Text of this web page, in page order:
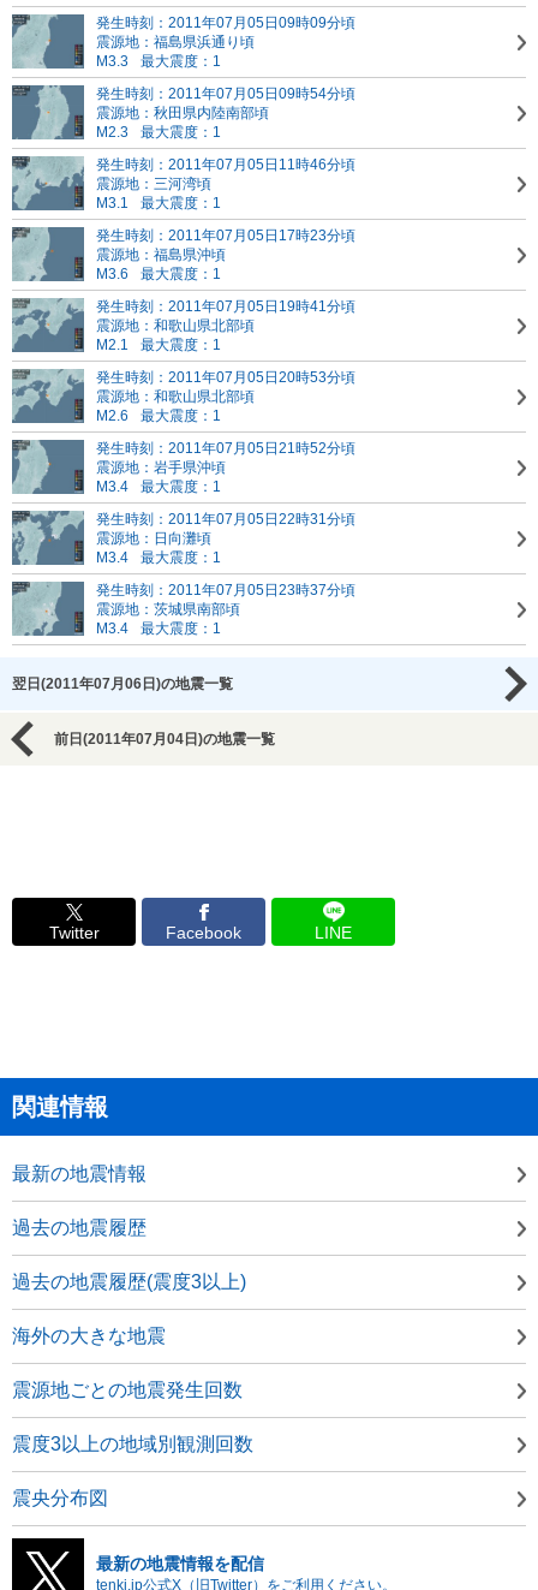
発生時刻：2011年07月05日09時09分頃
震源地：福島県浜通り頃
M3.3
最大震度：1
発生時刻：2011年07月05日09時54分頃
震源地：秋田県内陸南部頃
M2.3
最大震度：1
発生時刻：2011年07月05日11時46分頃
震源地：三河湾頃
M3.1
最大震度：1
発生時刻：2011年07月05日17時23分頃
震源地：福島県沖頃
M3.6
最大震度：1
発生時刻：2011年07月05日19時41分頃
震源地：和歌山県北部頃
M2.1
最大震度：1
発生時刻：2011年07月05日20時53分頃
震源地：和歌山県北部頃
M2.6
最大震度：1
発生時刻：2011年07月05日21時52分頃
震源地：岩手県沖頃
M3.4
最大震度：1
発生時刻：2011年07月05日22時31分頃
震源地：日向灘頃
M3.4
最大震度：1
発生時刻：2011年07月05日23時37分頃
震源地：茨城県南部頃
M3.4
最大震度：1
翌日(2011年07月06日)の地震一覧
前日(2011年07月04日)の地震一覧
Twitter Facebook LINE
関連情報
最新の地震情報
過去の地震履歴
過去の地震履歴(震度3以上)
海外の大きな地震
震源地ごとの地震発生回数
震度3以上の地域別観測回数
震央分布図
最新の地震情報を配信
tenki.jp公式X（旧Twitter）をご利用ください。